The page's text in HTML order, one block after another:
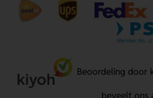
Beoordeling door
beveelt ons